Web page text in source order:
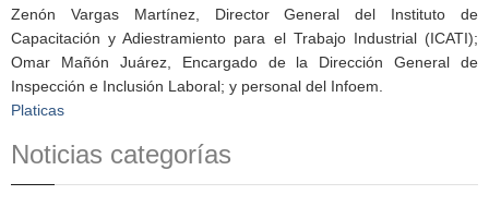
Zenón Vargas Martínez, Director General del Instituto de
Capacitación y Adiestramiento para el Trabajo Industrial (ICATI);
Omar Mañón Juárez, Encargado de la Dirección General de
Inspección e Inclusión Laboral; y personal del Infoem.
Platicas
Noticias categorías